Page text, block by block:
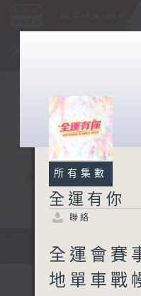
緊貼每刻
所有集數
全運有你
聯絡
全運會賽
地單車戰